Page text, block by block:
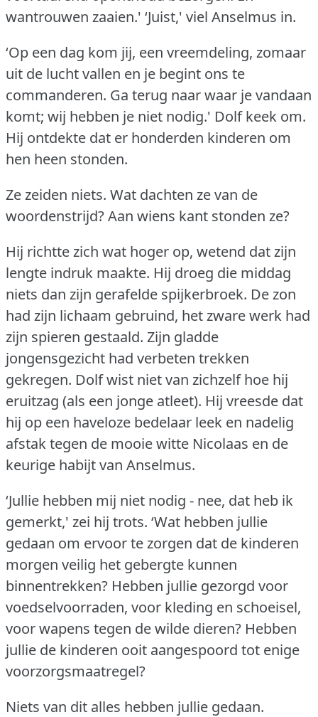
wantrouwen zaaien.' ‘Juist,' viel Anselmus in.
‘Op een dag kom jij, een vreemdeling, zomaar
uit de lucht vallen en je begint ons te
commanderen. Ga terug naar waar je vandaan
komt; wij hebben je niet nodig.' Dolf keek om.
Hij ontdekte dat er honderden kinderen om
hen heen stonden.
Ze zeiden niets. Wat dachten ze van de
woordenstrijd?Aan wiens kant stonden ze?
Hij richtte zich wat hoger op, wetend dat zijn
lengte indruk maakte. Hij droeg die middag
niets dan zijn gerafelde spijkerbroek. De zon
had zijn lichaam gebruind, het zware werk had
zijn spieren gestaald. Zijn gladde
jongensgezicht had verbeten trekken
gekregen. Dolf wist niet van zichzelf hoe hij
eruitzag (als een jonge atleet). Hij vreesde dat
hij op een haveloze bedelaar leek en nadelig
afstak tegen de mooie witte Nicolaas en de
keurige habijt van Anselmus.
‘Jullie hebben mij niet nodig - nee, dat heb ik
gemerkt,' zei hij trots. ‘Wat hebben jullie
gedaan om ervoor te zorgen dat de kinderen
morgen veilig het gebergte kunnen
binnentrekken? Hebben jullie gezorgd voor
voedselvoorraden, voor kleding en schoeisel,
voor wapens tegen de wilde dieren? Hebben
jullie de kinderen ooit aangespoord tot enige
voorzorgsmaatregel?
Niets van dit alles hebben jullie gedaan.